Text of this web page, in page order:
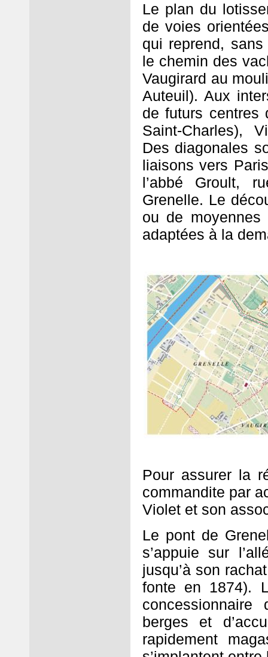
Le plan du
de voies
qui reprend,
le chemin des
Vaugirard au
Auteuil). Aux
de futurs centres
Saint-Charles),
Des diagonales
liaisons vers
l’abbé Groult,
Grenelle. Le
ou de moyennes
adaptées à la
Pour assurer la
commandite par
Violet et son
Le pont de
s’appuie sur
jusqu’à son
fonte en 1874).
berges et
rapidement